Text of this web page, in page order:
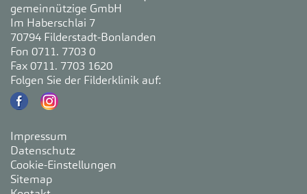
gemeinnützige GmbH
Im Haberschlai 7
70794 Filderstadt-Bonlanden
Fon 0711. 7703 0
Fax 0711. 7703 1620
Folgen Sie der Filderklinik auf:
Impressum
Datenschutz
Cookie-Einstellungen
Sitemap